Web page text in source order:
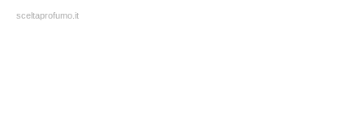
sceltaprofumo.it